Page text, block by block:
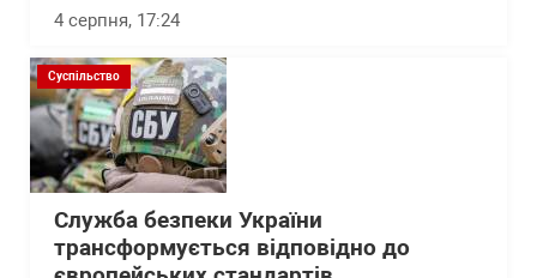
4 серпня, 17:24
Суспільство
Служба безпеки України
трансформується відповідно до